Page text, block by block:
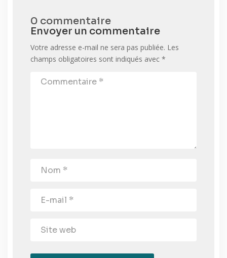
0 commentaire
Envoyer un commentaire
Votre adresse e-mail ne sera pas publiée. Les
champs obligatoires sont indiqués avec *